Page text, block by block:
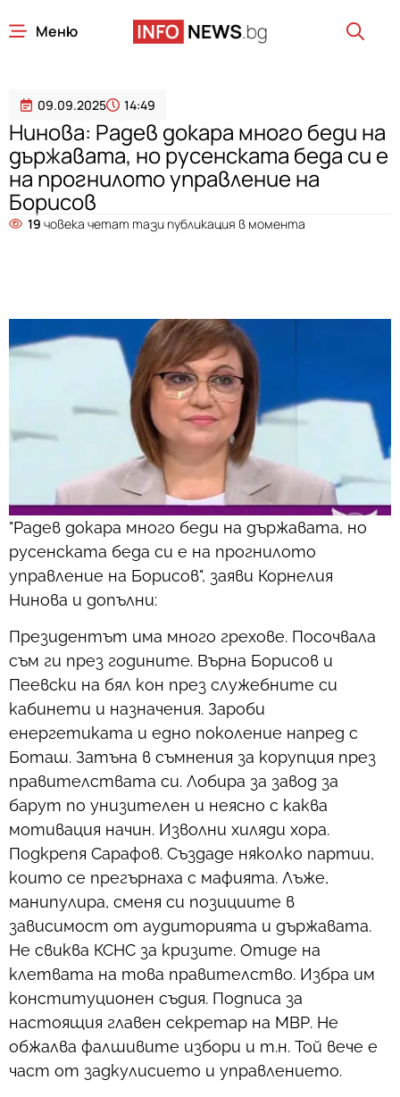
Меню
09.09.2025 14:49
Нинова: Радев докара много беди на
държавата, но русенската беда си е
на прогнилото управление на
Борисов
19 човека четат тази публикация в момента
"Радев докара много беди на държавата, но
русенската беда си е на прогнилото
управление на Борисов", заяви Корнелия
Нинова и допълни:
Президентът има много грехове. Посочвала
съм ги през годините. Върна Борисов и
Пеевски на бял кон през служебните си
кабинети и назначения. Зароби
енергетиката и едно поколение напред с
Боташ. Затъна в съмнения за корупция през
правителствата си. Лобира за завод за
барут по унизителен и неясно с каква
мотивация начин. Изволни хиляди хора.
Подкрепя Сарафов. Създаде няколко партии,
които се прегърнаха с мафията. Лъже,
манипулира, сменя си позициите в
зависимост от аудиторията и държавата.
Не свиква КСНС за кризите. Отиде на
клетвата на това правителство. Избра им
конституционен съдия. Подписа за
настоящия главен секретар на МВР. Не
обжалва фалшивите избори и т.н. Той вече е
част от задкулисието и управлението.